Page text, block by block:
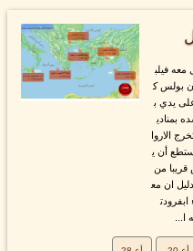
فيلب
بولس ك
يدي ب
بمنادي
الاروا
أن ي
من
ان مع